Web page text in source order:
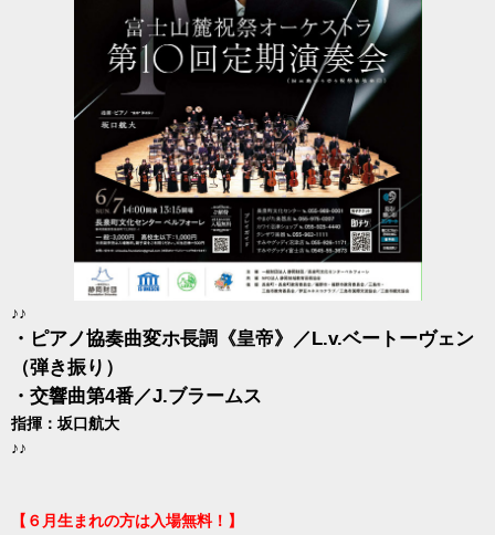
♪♪
・ピアノ協奏曲変ホ長調《皇帝》／L.v.ベートーヴェン
（弾き振り）
・交響曲第4番／J.ブラームス
指揮：坂口航大
♪♪
【６月生まれの方は入場無料！】